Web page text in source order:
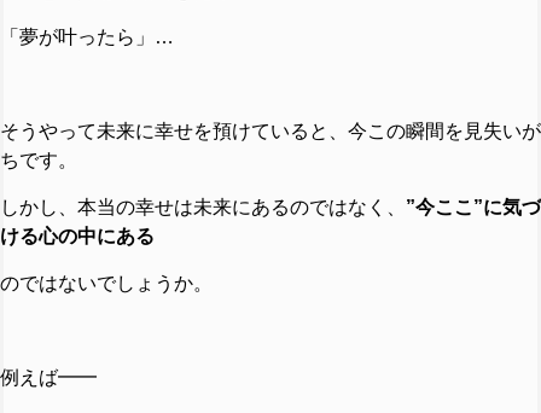
「夢が叶ったら」…
そうやって未来に幸せを預けていると、今この瞬間を見失いが
ちです。
しかし、本当の幸せは未来にあるのではなく、 ”今ここ”に気づ
ける心の中にある
のではないでしょうか。
例えば━━